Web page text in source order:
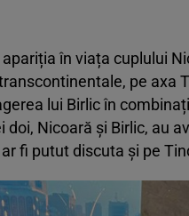
în viața cuplului
pe axa
lui Birlic în
doi, Nicoară și Birlic, au
fi putut discuta și pe